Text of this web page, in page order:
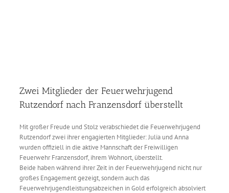
Zwei Mitglieder der Feuerwehrjugend
Rutzendorf nach Franzensdorf überstellt
Mit großer Freude und Stolz verabschiedet die Feuerwehrjugend
Rutzendorf zwei ihrer engagierten Mitglieder: Julia und Anna
wurden offiziell in die aktive Mannschaft der Freiwilligen
Feuerwehr Franzensdorf, ihrem Wohnort, überstellt.
Beide haben während ihrer Zeit in der Feuerwehrjugend nicht nur
großes Engagement gezeigt, sondern auch das
Feuerwehrjugendleistungsabzeichen in Gold erfolgreich absolviert